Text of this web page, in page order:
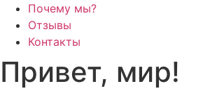
Почему мы?
Отзывы
Контакты
Привет, мир!